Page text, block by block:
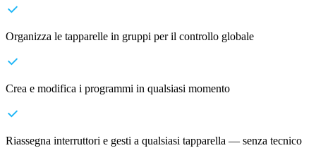
Organizza le tapparelle in gruppi per il controllo globale
Crea e modifica i programmi in qualsiasi momento
Riassegna interruttori e gesti a qualsiasi tapparella — senza tecnico